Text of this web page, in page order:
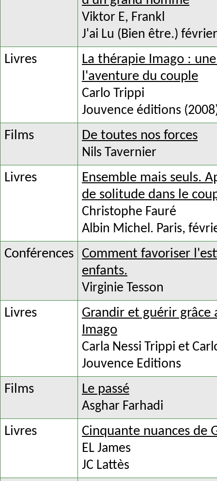
Viktor E, Frankl
J'ai Lu (Bien être.)
Livres
La thérapie Imago :
l'aventure du couple
Carlo Trippi
Jouvence éditions
Films De toutes nos forces
Nils Tavernier
Livres
Ensemble mais seuls.
de solitude dans le
Christophe Fauré
Albin Michel. Paris,
Conférences
Comment favoriser
enfants.
Virginie Tesson
Livres
Grandir et guérir grâce
Imago
Carla Nessi Trippi et
Jouvence Editions
Films Le passé
Asghar Farhadi
Livres Cinquante nuances de
EL James
JC Lattès